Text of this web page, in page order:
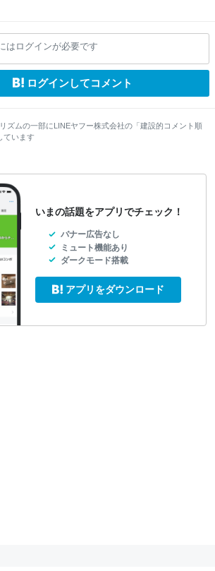
はログインが必要です
ログインしてコメント
ズムの一部にLINEヤフー株式会社の「建設的コメント順
ています
いまの話題をアプリでチェック！
バナー広告なし
ミュート機能あり
ダークモード搭載
アプリをダウンロード